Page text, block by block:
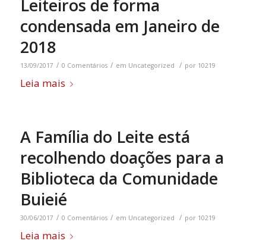
Leiteiros de forma
condensada em Janeiro de
2018
13/09/2017 / 0 Comentários / em Uncategorized / por 10219
Leia mais
A Família do Leite está
recolhendo doações para a
Biblioteca da Comunidade
Buieié
30/06/2017 / 0 Comentários / em Uncategorized / por 10219
Leia mais